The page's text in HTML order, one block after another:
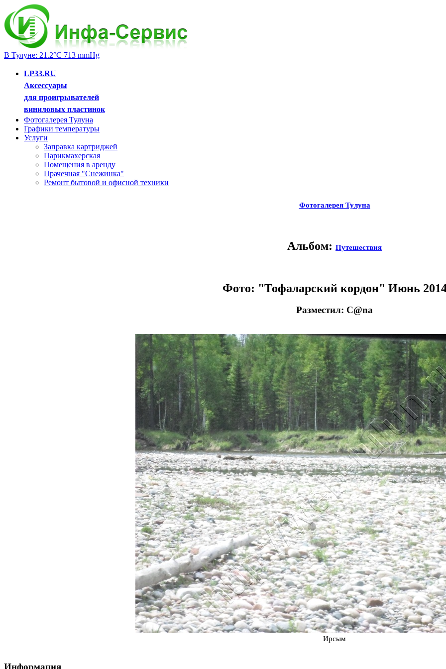
В Тулуне: 21.2°C 713 mmHg
LP33.RU
Аксессуары
для проигрывателей
виниловых пластинок
Фотогалерея Тулуна
Графики температуры
Услуги
Заправка картриджей
Парикмахерская
Помещения в аренду
Прачечная "Снежинка"
Ремонт бытовой и офисной техники
Фотогалерея Тулуна
Альбом: Путешествия
Фото: "Тофаларский кордон" Июнь
Разместил: C@na
Ирсым
Информация